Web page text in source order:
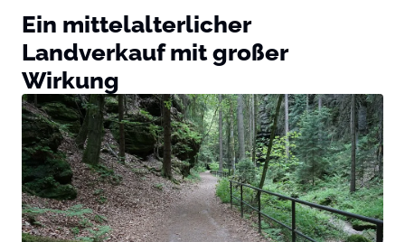
Ein mittelalterlicher
Landverkauf mit großer
Wirkung